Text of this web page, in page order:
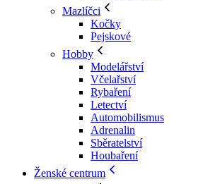
Mazlíčci
Kočky
Pejskové
Hobby
Modelářství
Včelařství
Rybaření
Letectví
Automobilismus
Adrenalin
Sběratelství
Houbaření
Ženské centrum